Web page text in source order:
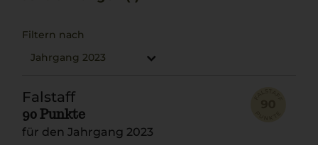
verspricht Genuss auf hohem Niveau.
Filtern nach
Jahrgang 2023
Falstaff
90 Punkte
für den Jahrgang 2023